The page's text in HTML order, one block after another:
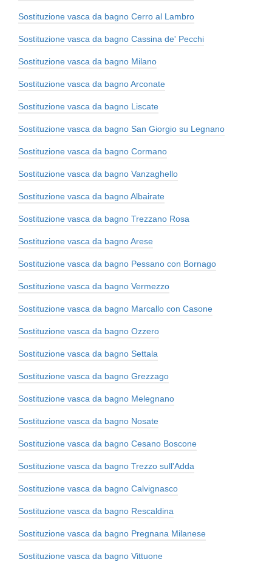
Sostituzione vasca da bagno Cerro al Lambro
Sostituzione vasca da bagno Cassina de' Pecchi
Sostituzione vasca da bagno Milano
Sostituzione vasca da bagno Arconate
Sostituzione vasca da bagno Liscate
Sostituzione vasca da bagno San Giorgio su Legnano
Sostituzione vasca da bagno Cormano
Sostituzione vasca da bagno Vanzaghello
Sostituzione vasca da bagno Albairate
Sostituzione vasca da bagno Trezzano Rosa
Sostituzione vasca da bagno Arese
Sostituzione vasca da bagno Pessano con Bornago
Sostituzione vasca da bagno Vermezzo
Sostituzione vasca da bagno Marcallo con Casone
Sostituzione vasca da bagno Ozzero
Sostituzione vasca da bagno Settala
Sostituzione vasca da bagno Grezzago
Sostituzione vasca da bagno Melegnano
Sostituzione vasca da bagno Nosate
Sostituzione vasca da bagno Cesano Boscone
Sostituzione vasca da bagno Trezzo sull'Adda
Sostituzione vasca da bagno Calvignasco
Sostituzione vasca da bagno Rescaldina
Sostituzione vasca da bagno Pregnana Milanese
Sostituzione vasca da bagno Vittuone